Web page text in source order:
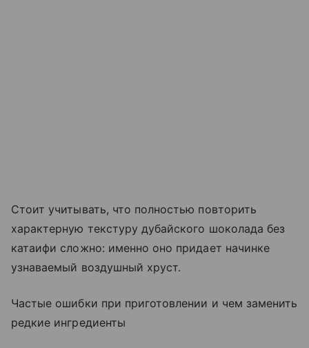
Стоит учитывать, что полностью повторить
характерную текстуру дубайского шоколада без
катаифи сложно: именно оно придает начинке
узнаваемый воздушный хруст.
Частые ошибки при приготовлении и чем заменить
редкие ингредиенты